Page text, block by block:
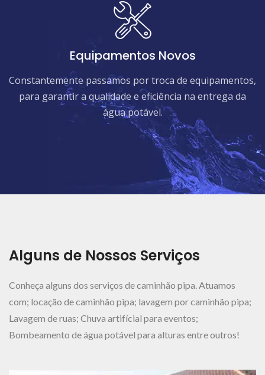
Equipamentos Novos
Constantemente passamos por troca de equipamentos,
para garantir a qualidade e eficiência na entrega da
água potável.
Alguns de Nossos Serviços
Conheça alguns dos serviços de caminhão pipa. Atuamos
com; locação de caminhão pipa; lavagem por caminhão pipa;
Lavagem de ruas; Chuva artifícial para eventos;
Bombeamento de água potável para alturas entre outros!